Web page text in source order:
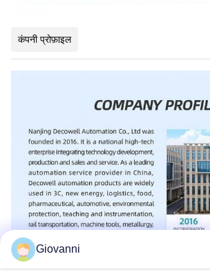
कंपनी प्रोफ़ाइल
Giovanni